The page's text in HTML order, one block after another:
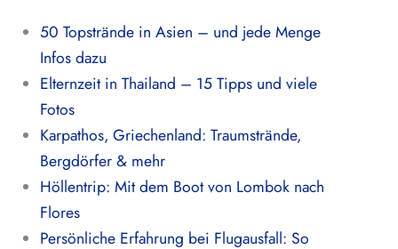
50 Topstrände in Asien – und jede Menge
Infos dazu
Elternzeit in Thailand – 15 Tipps und viele
Fotos
Karpathos, Griechenland: Traumstrände,
Bergdörfer & mehr
Höllentrip: Mit dem Boot von Lombok nach
Flores
Persönliche Erfahrung bei Flugausfall: So